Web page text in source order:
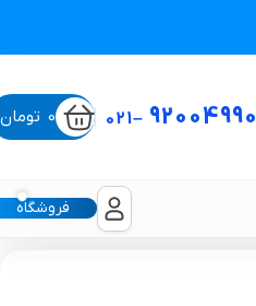
92004990
–
021
0 تومان
فروشگاه